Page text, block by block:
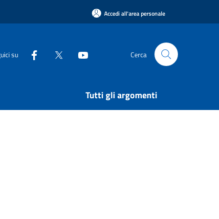
Accedi all'area personale
su Cerca
Tutti gli argomenti